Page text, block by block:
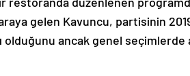
gelen Kavuncu, partisinin
olduğunu ancak genel seçimlerde